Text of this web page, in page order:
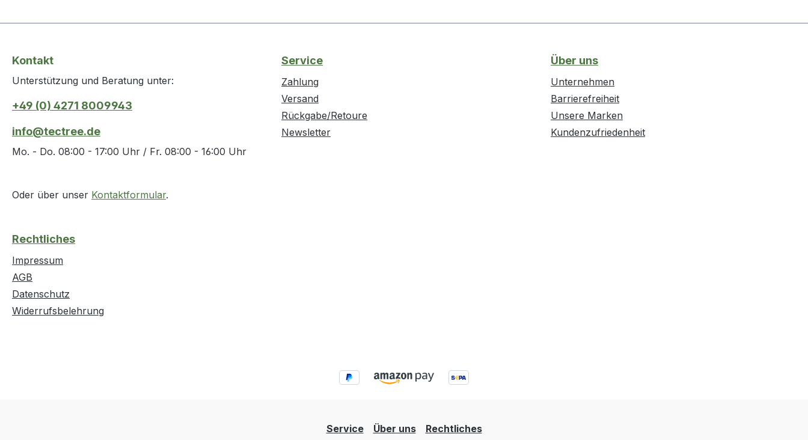
Kontakt
Unterstützung und Beratung unter:
+49 (0) 4271 8009943
info@tectree.de
Mo. - Do. 08:00 - 17:00 Uhr / Fr. 08:00 - 16:00 Uhr
Oder über unser Kontaktformular.
Service
Zahlung
Versand
Rückgabe/Retoure
Newsletter
Über uns
Unternehmen
Barrierefreiheit
Unsere Marken
Kundenzufriedenheit
Rechtliches
Impressum
AGB
Datenschutz
Widerrufsbelehrung
Service Über uns Rechtliches